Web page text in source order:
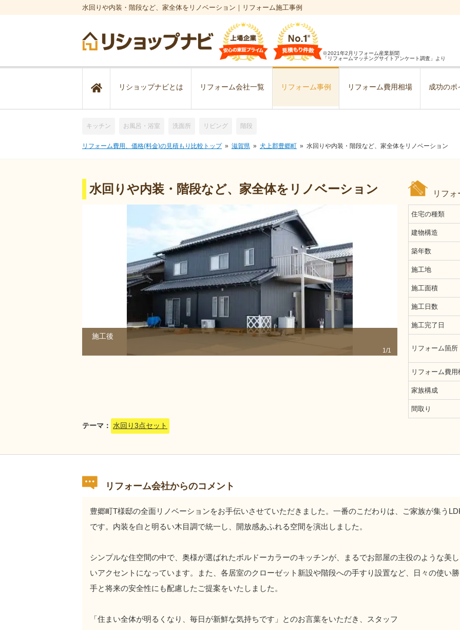
水回りや内装・階段など、家全体をリノベーション｜リフォーム施工事例
※2021年2月リフォーム産業新聞
「リフォームマッチングサイトアンケート調査」より
リショップナビとは リフォーム会社一覧 リフォーム事例 リフォーム費用相場 成功のポ
キッチン お風呂・浴室 洗面所 リビング 階段
リフォーム費用、価格(料金)の見積もり比較トップ 滋賀県 犬上郡豊郷町 水回りや内装・階段など、家全体をリノベーション
水回りや内装・階段など、家全体をリノベーション リフ
施工後
1/1
施工後
住宅の種類
建物構造
築年数
施工地
施工面積
施工日数
施工完了日
リフォーム箇所
リフォーム費用
家族構成
間取り
テーマ： 水回り3点セット
リフォーム会社からのコメント
豊郷町T様邸の全面リノベーションをお手伝いさせていただきました。一番のこだわりは、ご家族が集う
です。内装を白と明るい木目調で統一し、開放感あふれる空間を演出しました。
シンプルな住空間の中で、奥様が選ばれたボルドーカラーのキッチンが、まるでお部屋の主役のような美し
いアクセントになっています。また、各居室のクローゼット新設や階段への手すり設置など、日々の使い勝
手と将来の安全性にも配慮したご提案をいたしました。
「住まい全体が明るくなり、毎日が新鮮な気持ちです」とのお言葉をいただき、スタッフ